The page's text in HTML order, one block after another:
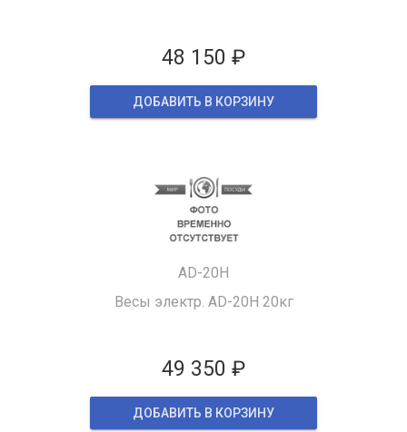
48 150 ₽
ДОБАВИТЬ В КОРЗИНУ
AD-20H
Весы электр. AD-20H 20кг
49 350 ₽
ДОБАВИТЬ В КОРЗИНУ